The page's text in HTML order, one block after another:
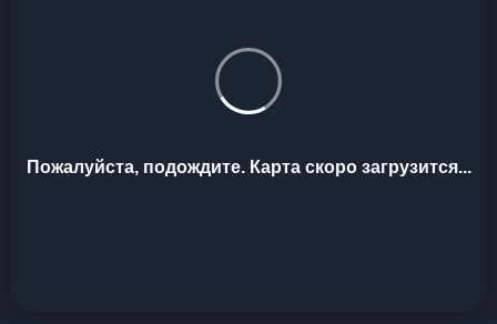
Пожалуйста, подождите. Карта скоро загрузится...